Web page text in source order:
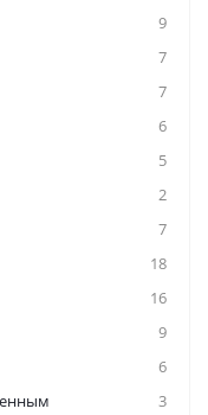
9
7
7
6
5
2
7
18
16
9
6
3